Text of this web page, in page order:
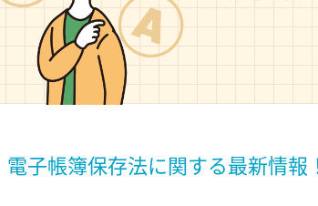
電子帳簿保存法に関する最新情報